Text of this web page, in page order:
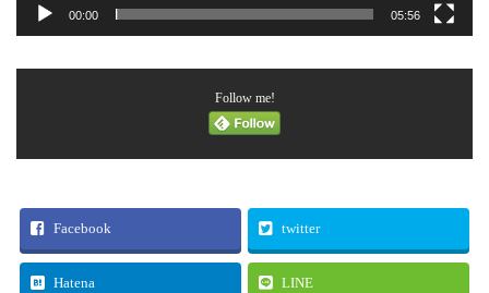
00:00 05:56
Follow me!
Facebook twitter
Hatena LINE